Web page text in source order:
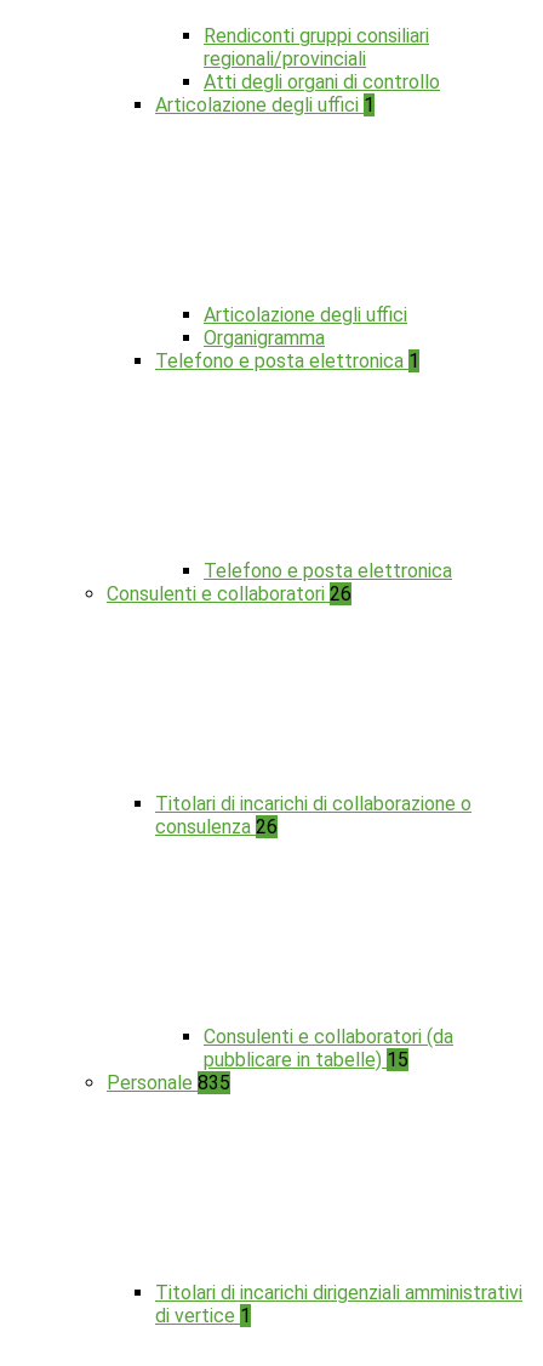
Rendiconti gruppi consiliari
regionali/provinciali
Atti degli organi di controllo
Articolazione degli uffici 1
Articolazione degli uffici
Organigramma
Telefono e posta elettronica 1
Telefono e posta elettronica
Consulenti e collaboratori 26
Titolari di incarichi di collaborazione o
consulenza 26
Consulenti e collaboratori (da
pubblicare in tabelle) 15
Personale 835
Titolari di incarichi dirigenziali amministrativi
di vertice 1